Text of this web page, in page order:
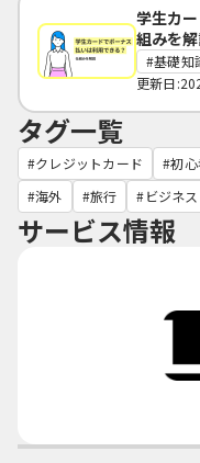
学生カ
組みを
基礎知
更新日
タグ一覧
クレジットカード 初
海外
旅行 ビジネス
サービス情報